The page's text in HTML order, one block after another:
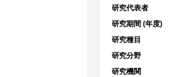
研究代表者
研究期間 (年度)
研究種目
研究分野
研究機関